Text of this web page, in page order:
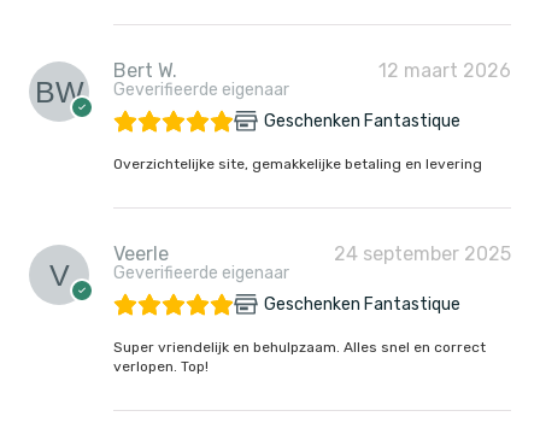
Bert W.
Geverifieerde eigenaar
12 maart 2026
Geschenken Fantastique
Overzichtelijke site, gemakkelijke betaling en levering
Veerle
Geverifieerde eigenaar
24 september 2025
Geschenken Fantastique
Super vriendelijk en behulpzaam. Alles snel en correct
verlopen. Top!